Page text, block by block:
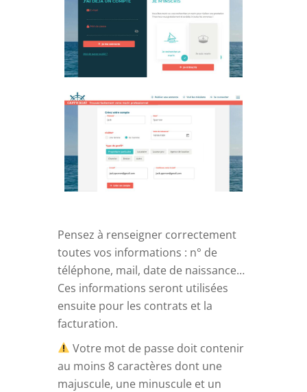
Pensez à renseigner correctement
toutes vos informations : n° de
téléphone, mail, date de naissance…
Ces informations seront utilisées
ensuite pour les contrats et la
facturation.
Votre mot de passe doit contenir
au moins 8 caractères dont une
majuscule, une minuscule et un